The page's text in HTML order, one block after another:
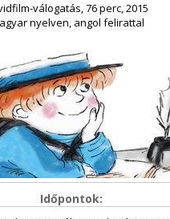
válogatás, 76 perc, 2015
nyelven, angol felirattal
Időpontok: